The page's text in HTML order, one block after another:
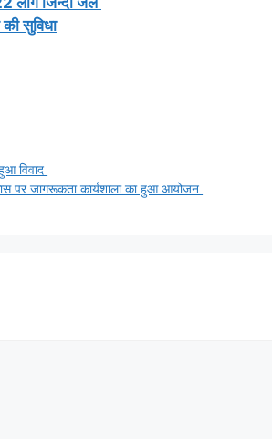
सुविधा
विवाद
पर जागरूकता कार्यशाला का हुआ आयोजन